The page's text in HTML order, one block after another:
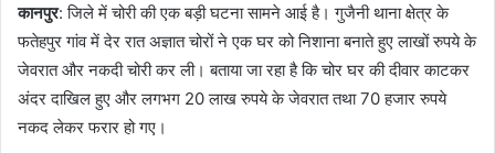
कानपुर: जिले में चोरी की एक बड़ी घटना सामने आई है। गुजैनी थाना क्षेत्र के
फतेहपुर गांव में देर रात अज्ञात चोरों ने एक घर को निशाना बनाते हुए लाखों रुपये के
जेवरात और नकदी चोरी कर ली। बताया जा रहा है कि चोर घर की दीवार काटकर
अंदर दाखिल हुए और लगभग 20 लाख रुपये के जेवरात तथा 70 हजार रुपये
नकद लेकर फरार हो गए।